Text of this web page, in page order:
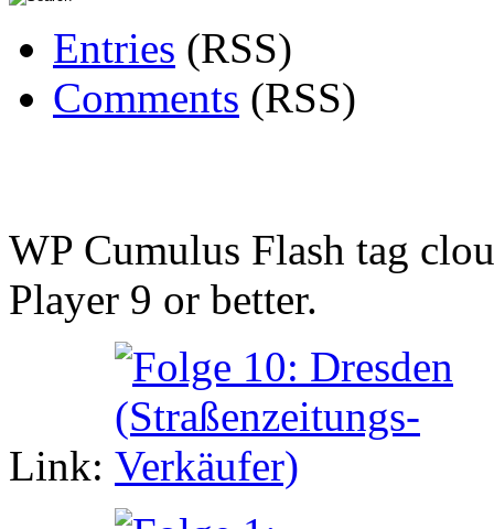
Entries (RSS)
Comments (RSS)
WP Cumulus Flash tag
Player 9 or better.
Link: